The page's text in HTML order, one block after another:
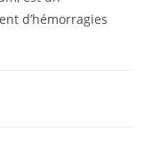
d’hémorragies